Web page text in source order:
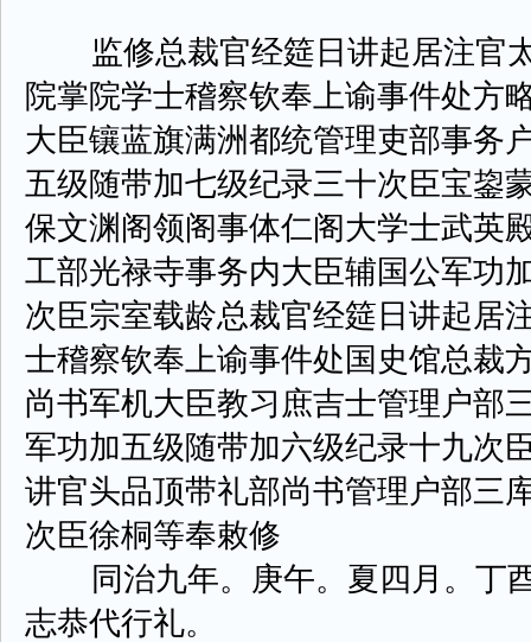
监修总裁官经筵日讲起居注官
院掌院学士稽察钦奉上谕事件处方
大臣镶蓝旗满洲都统管理吏部事务
五级随带加七级纪录三十次臣宝鋆
保文渊阁领阁事体仁阁大学士武英
工部光禄寺事务内大臣辅国公军功
次臣宗室载龄总裁官经筵日讲起居
士稽察钦奉上谕事件处国史馆总裁
尚书军机大臣教习庶吉士管理户部
军功加五级随带加六级纪录十九次
讲官头品顶带礼部尚书管理户部三
次臣徐桐等奉敕修
同治九年。庚午。夏四月。丁
志恭代行礼。